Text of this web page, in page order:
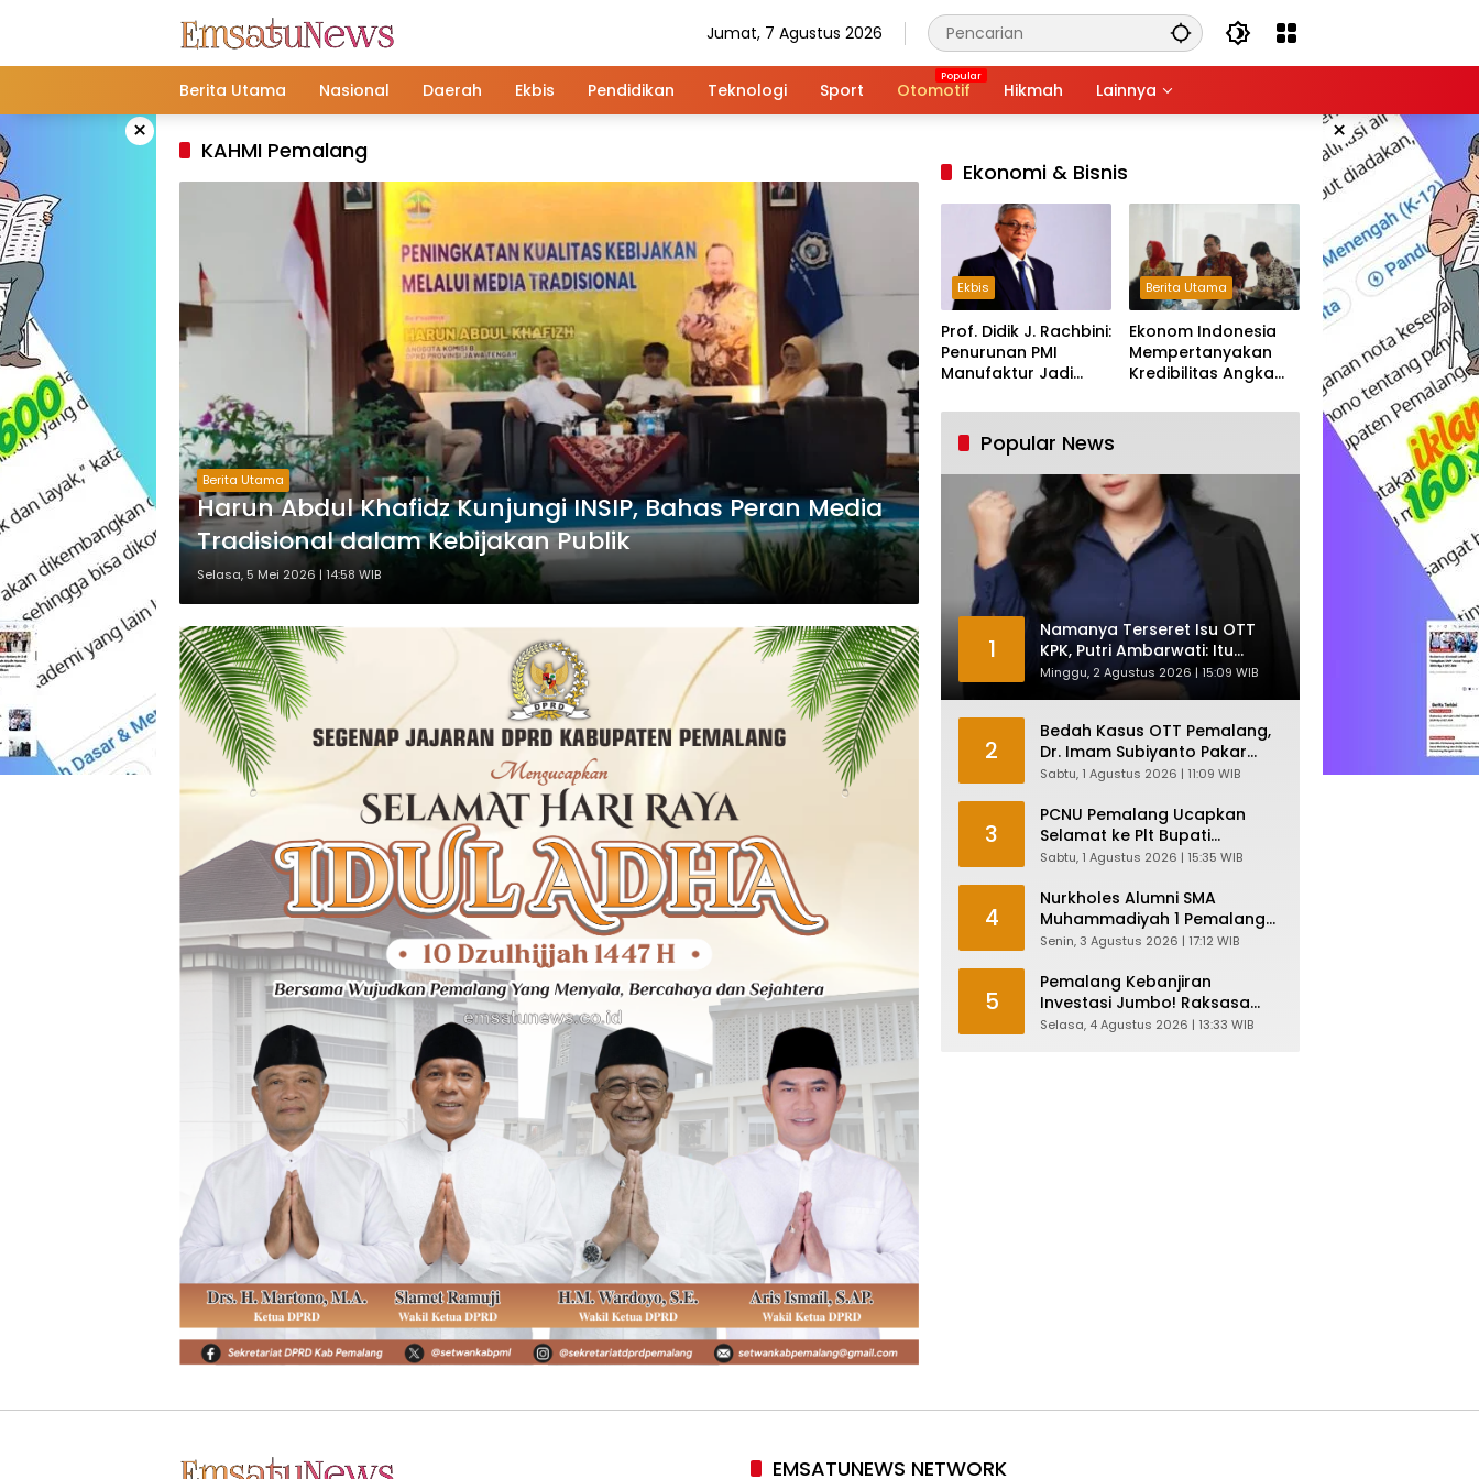
Jumat, 7 Agustus 2026
Berita Utama Nasional Daerah Ekbis Pendidikan Teknologi Sport Otomotif Hikmah Lainnya
× ×
KAHMI Pemalang
Berita Utama
Harun Abdul Khafidz Kunjungi INSIP, Bahas Peran Media
Tradisional dalam Kebijakan Publik
Selasa, 5 Mei 2026 | 14:58 WIB
Ekonomi & Bisnis
Ekbis
Prof. Didik J. Rachbini:
Penurunan PMI
Manufaktur Jadi
Industri Nasional
Berita Utama
Ekonom Indonesia
Mempertanyakan
Kredibilitas Angka
Tumbuh Tapi Rapuh
Popular News
1
Namanya Terseret Isu OTT
KPK, Putri Ambarwati: Itu
Hanya Kesamaan Nama
Minggu, 2 Agustus 2026 | 15:09 WIB
2
Bedah Kasus OTT Pemalang,
Dr. Imam Subiyanto Pakar
Hukum Ungkap Teori
Sabtu, 1 Agustus 2026 | 11:09 WIB
3
PCNU Pemalang Ucapkan
Selamat ke Plt Bupati
Nurkholes: Pemimpin Adalah
Sabtu, 1 Agustus 2026 | 15:35 WIB
4
Nurkholes Alumni SMA
Muhammadiyah 1 Pemalang
Angkatan 1986 Resmi
Pesan Ketua Asmam 86
Senin, 3 Agustus 2026 | 17:12 WIB
5
Pemalang Kebanjiran
Investasi Jumbo! Raksasa
Garmen Jepang Siap Bangun
Selasa, 4 Agustus 2026 | 13:33 WIB
EMSATUNEWS NETWORK